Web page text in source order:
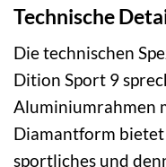
Technische
Die technischen
Dition Sport 9
Aluminiumrahmen
Diamantform bietet
sportliches und